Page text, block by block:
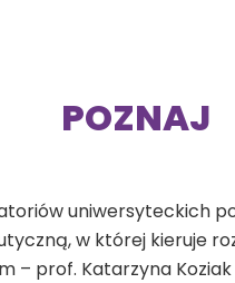
POZNAJ
uniwersyteckich
w której kieruje
– prof. Katarzyna Koziak